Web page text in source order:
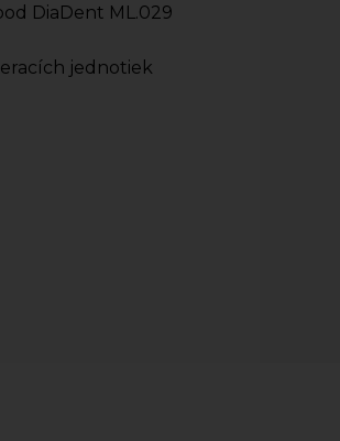
DiaDent ML.029
jednotiek